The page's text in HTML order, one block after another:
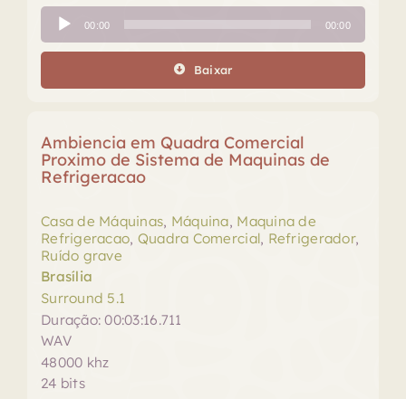
Tocador
de
áudio
00:00 00:00
Baixar
Ambiencia em Quadra Comercial
Proximo de Sistema de Maquinas de
Refrigeracao
Casa de Máquinas, Máquina, Maquina de
Refrigeracao, Quadra Comercial, Refrigerador,
Ruído grave
Brasília
Surround 5.1
Duração: 00:03:16.711
WAV
48000 khz
24 bits